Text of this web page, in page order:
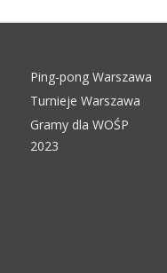
Ping-pong Warszawa
Turnieje Warszawa
Gramy dla WOŚP
2023